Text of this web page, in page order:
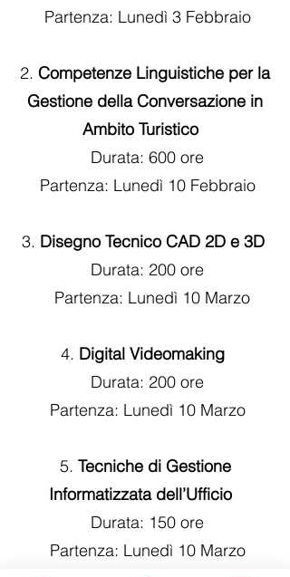
Partenza: Lunedì 3 Febbraio
2. Competenze Linguistiche per la
Gestione della Conversazione in
Ambito Turistico
Durata: 600 ore
Partenza: Lunedì 10 Febbraio
3. Disegno Tecnico CAD 2D e 3D
Durata: 200 ore
Partenza: Lunedì 10 Marzo
4. Digital Videomaking
Durata: 200 ore
Partenza: Lunedì 10 Marzo
5. Tecniche di Gestione
Informatizzata dell’Ufficio
Durata: 150 ore
Partenza: Lunedì 10 Marzo